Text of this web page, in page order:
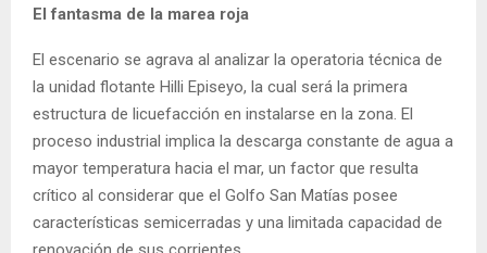
El fantasma de la marea roja
El escenario se agrava al analizar la operatoria técnica de
la unidad flotante Hilli Episeyo, la cual será la primera
estructura de licuefacción en instalarse en la zona. El
proceso industrial implica la descarga constante de agua a
mayor temperatura hacia el mar, un factor que resulta
crítico al considerar que el Golfo San Matías posee
características semicerradas y una limitada capacidad de